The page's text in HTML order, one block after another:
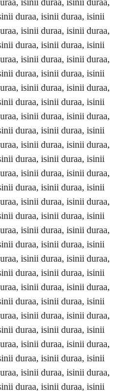
raa, isinii duraa, isinii duraa, isinii duraa, isinii duraa, isinii duraa, isinii duraa, isinii duraa, isinii duraa, isinii duraa, isinii duraa, isinii duraa, isinii duraa, isinii duraa, isinii duraa, isinii duraa, isinii duraa, isinii duraa, isinii duraa, isinii duraa, isinii duraa, isinii duraa, isinii duraa, isinii duraa, isinii duraa, isinii duraa, isinii duraa, isinii duraa, isinii duraa, isinii duraa, isinii duraa, isinii duraa, isinii duraa, isinii duraa, isinii duraa, isinii duraa, isinii duraa, isinii duraa, isinii duraa, isinii duraa, isinii duraa, isinii duraa, isinii duraa, isinii duraa, isinii duraa, isinii duraa, isinii duraa, isinii duraa, isinii duraa, isinii duraa, isinii duraa, isinii duraa, isinii duraa, isinii duraa, isinii duraa, isinii duraa, isinii duraa, isinii duraa, isinii duraa, isinii duraa, isinii duraa, isinii duraa, isinii duraa, isinii duraa, isinii duraa, isinii duraa, isinii duraa, isinii duraa, isinii duraa, isinii duraa, isinii duraa, isinii duraa, isinii duraa, isinii duraa, isinii duraa, isinii duraa, isinii duraa, isinii duraa, isinii duraa, isinii duraa, isinii duraa, isinii duraa, isinii duraa, isinii duraa, isinii duraa, isinii duraa, isinii duraa, isinii duraa, isinii duraa, isinii duraa, isinii duraa, isinii duraa, isinii duraa, isinii duraa, isinii duraa, isinii duraa, isinii duraa, isinii duraa, isinii duraa, isinii duraa, isinii duraa, isinii duraa, isinii duraa, isinii duraa, isinii duraa, isinii duraa, isinii duraa, isinii duraa, isinii duraa, isinii duraa, isinii duraa, isinii duraa, isinii duraa, isinii duraa, isinii duraa, isinii duraa, isinii duraa, isinii duraa, isinii duraa, isinii duraa, isinii duraa, isinii duraa, isinii duraa, isinii duraa, isinii duraa, isinii duraa, isinii duraa, isinii duraa, isinii duraa, isinii duraa, isinii duraa, isinii duraa, isinii duraa, isinii duraa, isinii duraa, isinii duraa, isinii duraa, isinii duraa, isinii duraa, isinii duraa, isinii duraa, isinii duraa, isinii duraa, isinii duraa, isinii duraa, isinii duraa, isinii duraa, isinii duraa, isinii duraa, isinii duraa, isinii duraa, isinii duraa, isinii duraa, isinii duraa, isinii duraa, isinii duraa, isinii duraa, isinii duraa, isinii duraa, isinii duraa, isinii duraa, isinii duraa, isinii duraa, isinii duraa, isinii duraa, isinii duraa, isinii duraa, isinii duraa, isinii duraa, isinii duraa, isinii duraa, isinii duraa, isinii duraa, isinii duraa, isinii duraa, isinii duraa, isinii duraa, isinii duraa, isinii duraa, isinii duraa, isinii duraa, isinii duraa, isinii duraa, isinii duraa, isinii duraa, isinii duraa, isinii duraa, isinii duraa, isinii duraa, isinii duraa, isinii duraa, isinii duraa, isinii duraa, isinii duraa, isinii duraa, isinii duraa, isinii duraa, isinii duraa, isinii duraa, isinii duraa, isinii duraa, isinii duraa, isinii duraa, isinii duraa, isinii duraa, isinii duraa, isinii duraa, isinii duraa, isinii duraa, isinii duraa, isinii duraa, isinii duraa, isinii duraa, isinii duraa, isinii duraa, isinii duraa, isinii duraa, isinii duraa, isinii duraa, isinii duraa, isinii duraa, isinii duraa, isinii duraa, isinii duraa, isinii duraa, isinii duraa, isinii duraa, isinii duraa, isinii duraa, isinii duraa, isinii duraa, isinii duraa, isinii duraa, isinii duraa, isinii duraa, isinii duraa, isinii duraa, isinii duraa, isinii duraa, isinii duraa, isinii duraa, isinii duraa, isinii duraa, isinii duraa, isinii duraa, isinii duraa, isinii duraa, isinii duraa, isinii duraa, isinii duraa, isinii duraa, isinii duraa, isinii duraa, isinii duraa, isinii duraa, isinii duraa, isinii duraa, isinii duraa, isinii duraa, isinii duraa, isinii duraa, isinii duraa, isinii duraa, isinii duraa, isinii duraa, isinii duraa, isinii duraa, isinii duraa, isinii duraa, isinii duraa, isinii duraa, isinii duraa, isinii duraa, isinii duraa, isinii duraa, isinii duraa, isinii duraa, isinii duraa, isinii duraa, isinii duraa, isinii duraa, isinii duraa, isinii duraa, isinii duraa, isinii duraa, isinii duraa, isinii duraa, isinii duraa, isinii duraa, isinii duraa, isinii duraa, isinii duraa, isinii duraa, isinii duraa, isinii duraa, isinii duraa, isinii duraa, isinii duraa, isinii duraa, isinii duraa, isinii duraa, isinii duraa, isinii duraa, isinii duraa, isinii duraa, isinii duraa, isinii duraa, isinii duraa, isinii duraa, isinii duraa, isinii duraa, isinii duraa, isinii duraa, isinii duraa, isinii duraa, isinii duraa, isinii duraa, isinii duraa, isinii duraa, isinii duraa, isinii duraa, isinii duraa, isinii duraa, isinii duraa, isinii duraa, isinii duraa, isinii duraa, isinii duraa, isinii duraa, isinii duraa, isinii duraa, isinii duraa, isinii duraa, isinii duraa, isinii duraa, isinii duraa, isinii duraa, isinii duraa, isinii duraa, isinii duraa, isinii duraa, isinii duraa, isinii duraa, isinii duraa, isinii duraa, isinii duraa, isinii duraa, isinii duraa, isinii duraa, isinii duraa, isinii duraa, isinii duraa, isinii duraa, isinii duraa, isinii duraa, isinii duraa, isinii duraa, isinii duraa, isinii duraa, isinii duraa, isinii duraa, isinii duraa, isinii duraa, isinii duraa, isinii duraa, isinii duraa, isinii duraa, isinii duraa, isinii duraa, isinii duraa, isinii duraa, isinii duraa, isinii duraa, isinii duraa, isinii duraa, isinii duraa, isinii duraa, isinii duraa, isinii duraa, isinii duraa, isinii duraa, isinii duraa, isinii duraa, isinii duraa, isinii duraa, isinii duraa, isinii duraa, isinii duraa, isinii duraa, isinii duraa, isinii duraa, isinii duraa, isinii duraa, isinii duraa, isinii duraa, isinii duraa, isinii duraa, isinii duraa, isinii duraa, isinii duraa, isinii duraa, isinii duraa, isinii duraa, isinii duraa, isinii duraa, isinii duraa, isinii duraa, isinii duraa, isinii duraa, isinii duraa, isinii duraa, isinii duraa, isinii duraa, isinii duraa, isinii duraa, isinii duraa, isinii duraa, isinii duraa, isinii duraa, isinii duraa, isinii duraa, isinii duraa, isinii duraa, isinii duraa, isinii duraa, isinii duraa, isinii duraa, isinii duraa, isinii duraa, isinii duraa, isinii duraa, isinii duraa, isinii duraa, isinii duraa, isinii duraa, isinii duraa, isinii duraa, isinii duraa, isinii duraa, isinii duraa, isinii duraa, isinii duraa, isinii duraa, isinii duraa, isinii duraa, isinii duraa, isinii duraa, isinii duraa, isinii duraa, isinii duraa, isinii duraa, isinii duraa, isinii duraa, isinii duraa, isinii duraa, isinii duraa, isinii duraa, isinii duraa, isinii duraa, isinii duraa, isinii duraa, isinii duraa, isinii duraa, isinii duraa, isinii duraa, isinii duraa, isinii duraa, isinii duraa, isinii duraa, isinii duraa, isinii duraa, isinii duraa, isinii duraa, isinii duraa, isinii duraa, isinii duraa, isinii duraa, isinii duraa, isinii duraa, isinii duraa, isinii duraa, isinii duraa, isinii duraa, isinii duraa, isinii duraa, isinii duraa, isinii duraa, isinii duraa, isinii duraa, isinii duraa, isinii duraa, isinii duraa, isinii duraa, isinii duraa, isinii duraa, isinii duraa, isinii duraa, isinii duraa, isinii duraa, isinii duraa, isinii duraa, isinii duraa, isinii duraa, isinii duraa, isinii duraa, isinii duraa, isinii duraa, isinii duraa, isinii duraa, isinii duraa, isinii duraa, isinii duraa, isinii duraa, isinii duraa, isinii duraa, isinii duraa, isinii duraa, isinii duraa, isinii duraa, isinii duraa, isinii duraa, isinii duraa, isinii duraa, isinii duraa, isinii duraa, isinii duraa, isinii duraa, isinii duraa, isinii duraa, isinii duraa, isinii duraa, isinii duraa, isinii duraa, isinii duraa, isinii duraa, isinii duraa, isinii duraa, isinii duraa, isinii duraa, isinii duraa, isinii duraa, isinii duraa, isinii duraa, isinii duraa, isinii duraa, isinii duraa, isinii duraa, isinii duraa, isinii duraa, isinii duraa, isinii duraa, isinii duraa, isinii duraa, isinii duraa, isinii duraa, isinii duraa, isinii duraa, isinii duraa, isinii duraa, isinii duraa, isinii duraa, isinii duraa, isinii duraa, isinii duraa, isinii duraa, isinii duraa, isinii duraa, isinii duraa, isinii duraa, isinii duraa, isinii duraa, isinii duraa, isinii duraa, isinii duraa, isinii duraa, isinii duraa, isinii duraa, isinii duraa, isinii duraa, isinii duraa, isinii duraa, isinii duraa, isinii duraa, isinii duraa, isinii duraa, isinii duraa, isinii duraa, isinii duraa, isinii duraa, isinii duraa, isinii duraa, isinii duraa, isinii duraa, isinii duraa, isinii duraa, isinii duraa, isinii duraa, isinii duraa, isinii duraa, isinii duraa, isinii duraa, isinii duraa, isinii duraa, isinii duraa, isinii duraa, isinii duraa, isinii duraa, isinii duraa, isinii duraa, isinii duraa, isinii duraa, isinii duraa, isinii duraa, isinii duraa, isinii duraa, isinii duraa, isinii duraa, isinii duraa, isinii duraa, isinii duraa, isinii duraa, isinii duraa, isinii duraa, isinii duraa, isinii duraa, isinii duraa, isinii duraa, isinii duraa, isinii duraa, isinii duraa, isinii duraa, isinii duraa, isinii duraa, isinii duraa, isinii duraa, isinii duraa, isinii duraa, isinii duraa, isinii duraa, isinii duraa, isinii duraa, isinii duraa, isinii duraa, isinii duraa, isinii duraa, isinii duraa, isinii duraa, isinii duraa, isinii duraa, isinii duraa, isinii duraa, isinii duraa, isinii duraa, isinii duraa, isinii duraa, isinii duraa, isinii duraa, isinii duraa, isinii duraa, isinii duraa, isinii duraa, isinii duraa, isinii duraa, isinii duraa, isinii duraa, isinii duraa, isinii duraa, isinii duraa, isinii duraa, isinii duraa, isinii duraa, isinii duraa, isinii duraa, isinii duraa, isinii duraa, isinii duraa, isinii duraa, isinii duraa, isinii duraa, isinii duraa, isinii duraa, isinii duraa, isinii duraa, isinii duraa, isinii duraa, isinii duraa, isinii duraa, isinii duraa, isinii duraa, isinii duraa, isinii duraa, isinii duraa, isinii duraa, isinii duraa, isinii duraa, isinii duraa, isinii duraa, isinii duraa, isinii duraa, isinii duraa, isinii duraa, isinii duraa, isinii duraa, isinii duraa, isinii duraa, isinii duraa, isinii duraa, isinii duraa, isinii duraa, isinii duraa, isinii duraa, isinii duraa, isinii duraa, isinii duraa, isinii duraa,